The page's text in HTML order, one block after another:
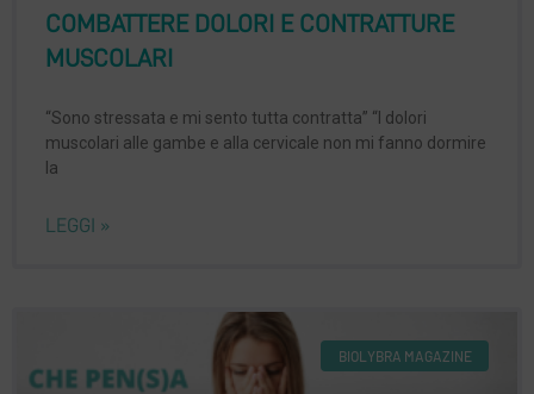
COMBATTERE DOLORI E CONTRATTURE
MUSCOLARI
“Sono stressata e mi sento tutta contratta” “I dolori
muscolari alle gambe e alla cervicale non mi fanno dormire
la
LEGGI »
BIOLYBRA MAGAZINE